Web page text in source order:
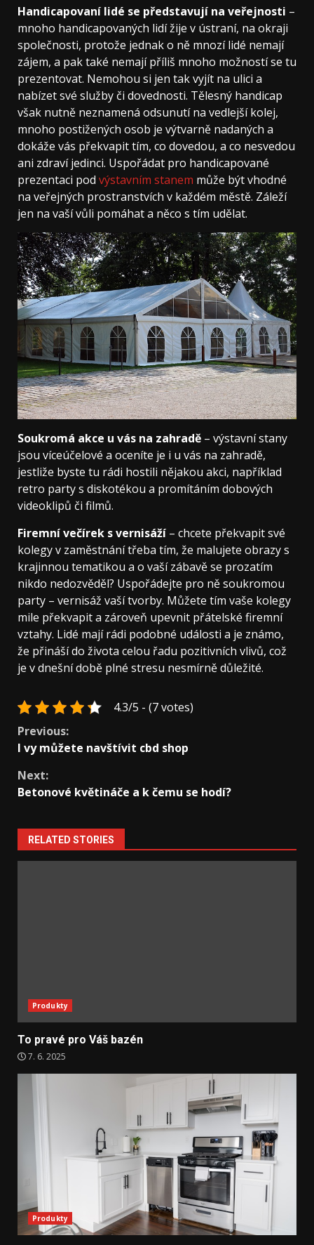
Handicapovaní lidé se představují na veřejnosti –
mnoho handicapovaných lidí žije v ústraní, na okraji
společnosti, protože jednak o ně mnozí lidé nemají
zájem, a pak také nemají příliš mnoho možností se tu
prezentovat. Nemohou si jen tak vyjít na ulici a
nabízet své služby či dovednosti. Tělesný handicap
však nutně neznamená odsunutí na vedlejší kolej,
mnoho postižených osob je výtvarně nadaných a
dokáže vás překvapit tím, co dovedou, a co nesvedou
ani zdraví jedinci. Uspořádat pro handicapované
prezentaci pod výstavním stanem může být vhodné
na veřejných prostranstvích v každém městě. Záleží
jen na vaší vůli pomáhat a něco s tím udělat.
Soukromá akce u vás na zahradě – výstavní stany
jsou víceúčelové a oceníte je i u vás na zahradě,
jestliže byste tu rádi hostili nějakou akci, například
retro party s diskotékou a promítáním dobových
videoklipů či filmů.
Firemní večírek s vernisáží – chcete překvapit své
kolegy v zaměstnání třeba tím, že malujete obrazy s
krajinnou tematikou a o vaší zábavě se prozatím
nikdo nedozvěděl? Uspořádejte pro ně soukromou
party – vernisáž vaší tvorby. Můžete tím vaše kolegy
mile překvapit a zároveň upevnit přátelské firemní
vztahy. Lidé mají rádi podobné události a je známo,
že přináší do života celou řadu pozitivních vlivů, což
je v dnešní době plné stresu nesmírně důležité.
4.3/5 - (7 votes)
Continue
Reading
Previous:
I vy můžete navštívit cbd shop
Next:
Betonové květináče a k čemu se hodí?
RELATED STORIES
Produkty
To pravé pro Váš bazén
7. 6. 2025
Produkty